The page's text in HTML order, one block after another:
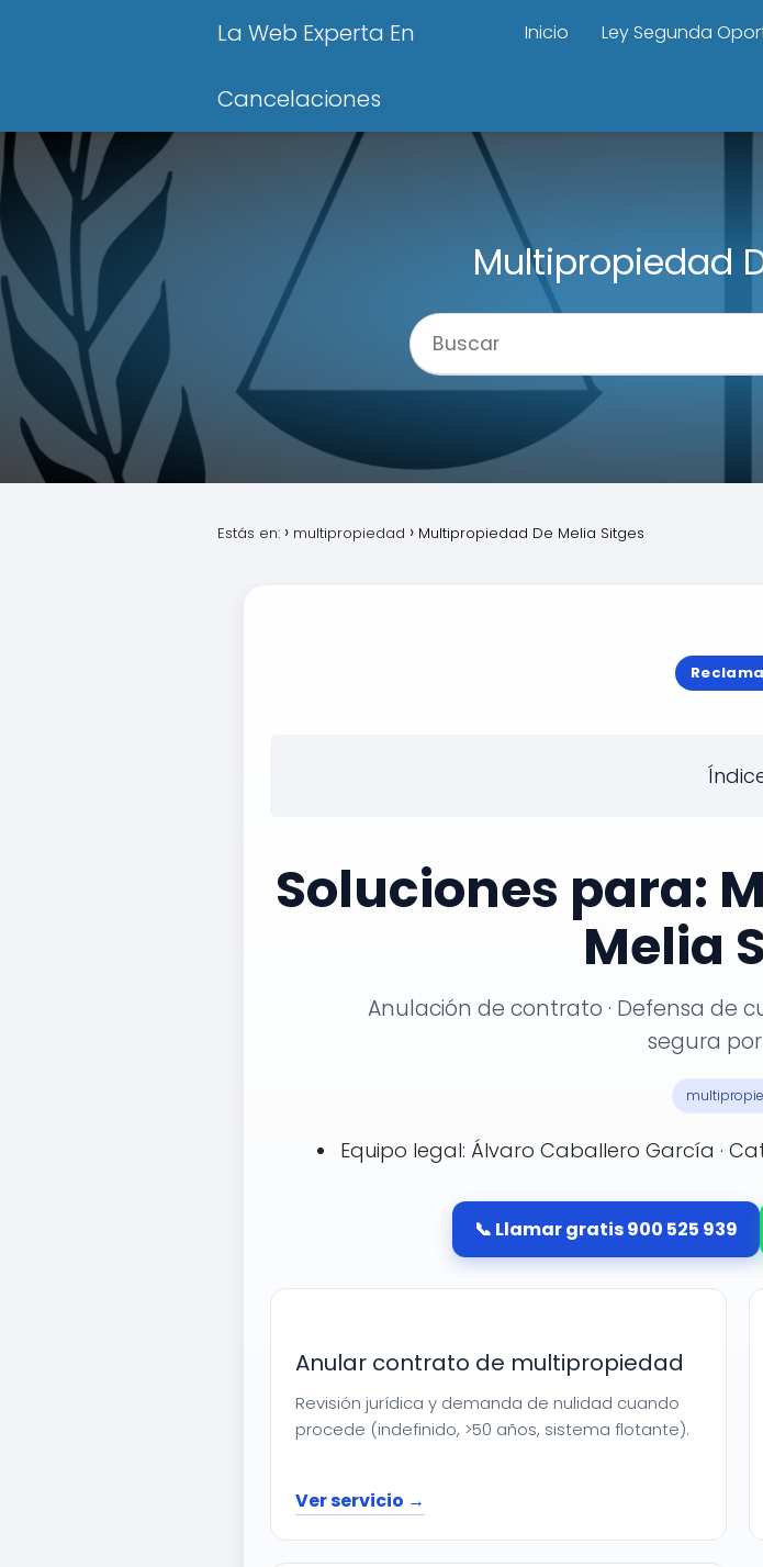
La Web Experta En
Cancelaciones
Inicio Ley Segunda
Multipropiedad
Estás en: multipropiedad Multipropiedad De Melia Sitges
Soluciones para:
Melia
Anulación de contrato · Defensa de
segura
Equipo legal: Álvaro Caballero García ·
📞 Llamar gratis 900 525 939
Anular contrato de multipropiedad
Revisión jurídica y demanda de nulidad cuando
procede (indefinido, >50 años, sistema flotante).
Ver servicio →